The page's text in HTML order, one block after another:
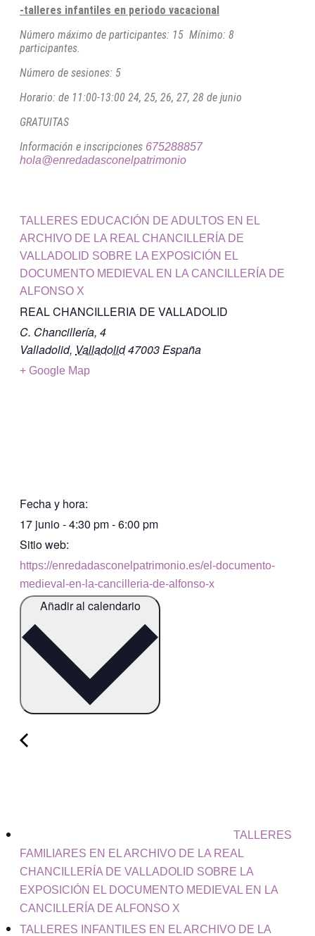
-talleres infantiles en periodo vacacional
Número máximo de participantes: 15 Mínimo: 8
participantes.
Número de sesiones: 5
Horario: de 11:00-13:00 24, 25, 26, 27, 28 de junio
GRATUITAS
Información e inscripciones 675288857
hola@enredadasconelpatrimonio
TALLERES EDUCACIÓN DE ADULTOS EN EL
ARCHIVO DE LA REAL CHANCILLERÍA DE
VALLADOLID SOBRE LA EXPOSICIÓN EL
DOCUMENTO MEDIEVAL EN LA CANCILLERÍA DE
ALFONSO X
REAL CHANCILLERIA DE VALLADOLID
C. Chancillería, 4
Valladolid, Valladolid47003España
+ Google Map
Fecha y hora:
17 junio-4:30 pm-6:00 pm
Sitio web:
https://enredadasconelpatrimonio.es/el-documento-
medieval-en-la-cancilleria-de-alfonso-x
Añadir al calendario
TALLERES
FAMILIARES EN EL ARCHIVO DE LA REAL
CHANCILLERÍA DE VALLADOLID SOBRE LA
EXPOSICIÓN EL DOCUMENTO MEDIEVAL EN LA
CANCILLERÍA DE ALFONSO X
TALLERES INFANTILES EN EL ARCHIVO DE LA